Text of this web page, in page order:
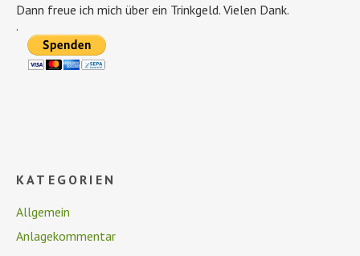
Dann freue ich mich über ein Trinkgeld. Vielen Dank.
.
KATEGORIEN
Allgemein
Anlagekommentar